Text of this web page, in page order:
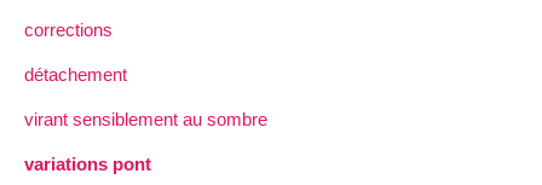
corrections
détachement
virant sensiblement au sombre
variations pont